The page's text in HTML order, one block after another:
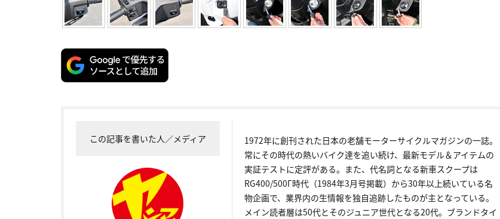
この記事を書いた人／メディア
1972年に創刊された日本の老舗モーターサイクルマガジンの一誌。
常にその時代の熱いバイク達を追い続け、最新モデル＆アイテムの
実証テストに定評がある。また、代名詞となる新車スクープは
RG400/500Γ時代（1984年3月号掲載）から30年以上続いている名
物企画で、業界内の生情報を独自追跡したものが主となっている。
メイン読者層は50代とそのジュニア世代となる20代。ブランドタイ